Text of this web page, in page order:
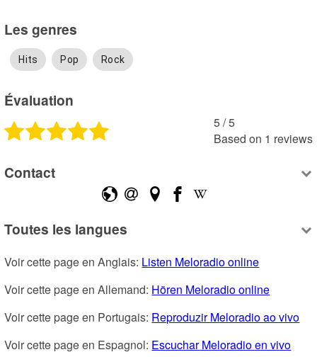
Les genres
Hits Pop Rock
Évaluation
5 /5
Based on 1 reviews
Contact
Toutes les langues
Voir cette page en Anglais: Listen Meloradio online
Voir cette page en Allemand: Hören Meloradio online
Voir cette page en Portugais: Reproduzir Meloradio ao vivo
Voir cette page en Espagnol: Escuchar Meloradio en vivo